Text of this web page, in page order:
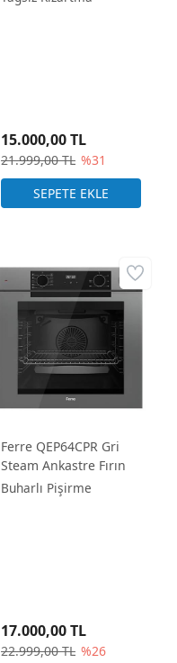
21.999,00 TL %31
15.000,00 TL
Ferre QEP64CPR Gri
Steam Ankastre Fırın
Buharlı Pişirme
22.999,00 TL %26
17.000,00 TL